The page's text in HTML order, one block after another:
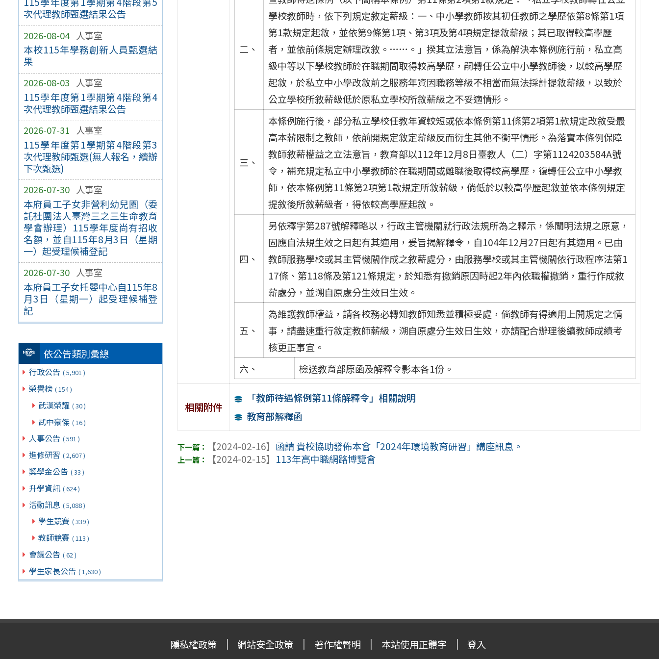
次代理教師甄選結果公告
2026-08-04 人事室
本校115年學務創新人員甄選結
果
2026-08-03 人事室
115學年度第1學期第4階段第4
次代理教師甄選結果公告
2026-07-31 人事室
115學年度第1學期第4階段第3
次代理教師甄選(無人報名，續辦
下次甄選)
2026-07-30 人事室
本府員工子女非營利幼兒園（委
託社團法人臺灣三之三生命教育
學會辦理）115學年度尚有招收
名額，並自115年8月3日（星期
一）起受理候補登記
2026-07-30 人事室
本府員工子女托嬰中心自115年8
月3日（星期一）起受理候補登
記
依公告類別彙總
行政公告 ( 5,901 )
榮譽榜 ( 154 )
武漢榮耀 ( 30 )
武中豪傑 ( 16 )
人事公告 ( 591 )
進修研習 ( 2,607 )
獎學金公告 ( 33 )
升學資訊 ( 624 )
活動訊息 ( 5,088 )
學生競賽 ( 339 )
教師競賽 ( 113 )
會議公告 ( 62 )
學生家長公告 ( 1,630 )
二、
學校教師時，依下列規定敘定薪級：一、中小學教師按其初任教師之學歷依第8條第1項
第1款規定起敘，並依第9條第1項、第3項及第4項規定提敘薪級；其已取得較高學歷
者，並依前條規定辦理改敘。……。」揆其立法意旨，係為解決本條例施行前，私立高
級中等以下學校教師於在職期間取得較高學歷，嗣轉任公立中小學教師後，以較高學歷
起敘，於私立中小學改敘前之服務年資因職務等級不相當而無法採計提敘薪級，以致於
公立學校所敘薪級低於原私立學校所敘薪級之不妥適情形。
三、
本條例施行後，部分私立學校任教年資較短或依本條例第11條第2項第1款規定改敘受最
高本薪限制之教師，依前開規定敘定薪級反而衍生其他不衡平情形。為落實本條例保障
教師敘薪權益之立法意旨，教育部以112年12月8日臺教人（二）字第1124203584A號
令，補充規定私立中小學教師於在職期間或離職後取得較高學歷，復轉任公立中小學教
師，依本條例第11條第2項第1款規定所敘薪級，倘低於以較高學歷起敘並依本條例規定
提敘後所敘薪級者，得依較高學歷起敘。
四、
另依釋字第287號解釋略以，行政主管機關就行政法規所為之釋示，係闡明法規之原意，
固應自法規生效之日起有其適用，爰旨揭解釋令，自104年12月27日起有其適用。已由
教師服務學校或其主管機關作成之敘薪處分，由服務學校或其主管機關依行政程序法第1
17條、第118條及第121條規定，於知悉有撤銷原因時起2年內依職權撤銷，重行作成敘
薪處分，並溯自原處分生效日生效。
五、
為維護教師權益，請各校務必轉知教師知悉並積極妥處，倘教師有得適用上開規定之情
事，請盡速重行敘定教師薪級，溯自原處分生效日生效，亦請配合辦理後續教師成績考
核更正事宜。
六、
檢送教育部原函及解釋令影本各1份。
相關附件
「教師待遇條例第11條解釋令」相關說明
教育部解釋函
【2024-02-16】 函請 貴校協助發佈本會「2024年環境教育研習」講座訊息。
【2024-02-15】 113年高中職網路博覽會
隱私權政策 網站安全政策 著作權聲明 本站使用正體字 登入